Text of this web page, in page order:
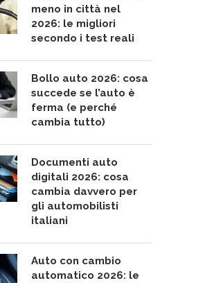
meno in città nel
2026: le migliori
secondo i test reali
Bollo auto 2026: cosa
succede se l’auto è
ferma (e perché
cambia tutto)
Documenti auto
digitali 2026: cosa
cambia davvero per
gli automobilisti
italiani
Auto con cambio
automatico 2026: le